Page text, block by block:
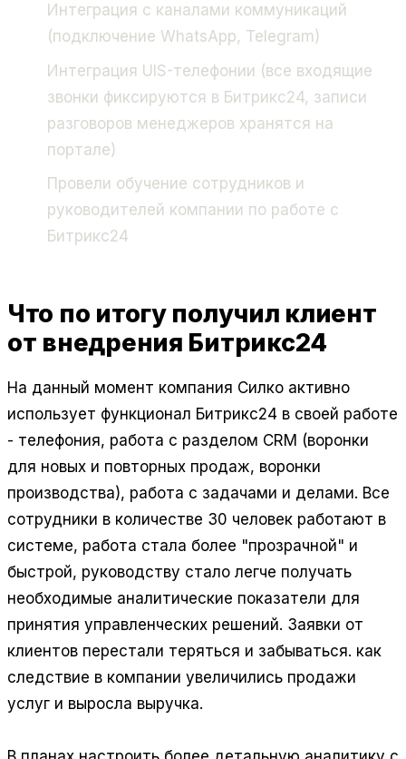
Интеграция с каналами коммуникаций
(подключение WhatsApp, Telegram)
Интеграция UIS-телефонии (все входящие
звонки фиксируются в Битрикс24, записи
разговоров менеджеров хранятся на
портале)
Провели обучение сотрудников и
руководителей компании по работе с
Битрикс24
Что по итогу получил клиент
от внедрения Битрикс24
На данный момент компания Силко активно
использует функционал Битрикс24 в своей работе
- телефония, работа с разделом CRM (воронки
для новых и повторных продаж, воронки
производства), работа с задачами и делами. Все
сотрудники в количестве 30 человек работают в
системе, работа стала более "прозрачной" и
быстрой, руководству стало легче получать
необходимые аналитические показатели для
принятия управленческих решений. Заявки от
клиентов перестали теряться и забываться. как
следствие в компании увеличились продажи
услуг и выросла выручка.